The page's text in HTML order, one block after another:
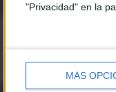
"Privacidad" en la
MÁS